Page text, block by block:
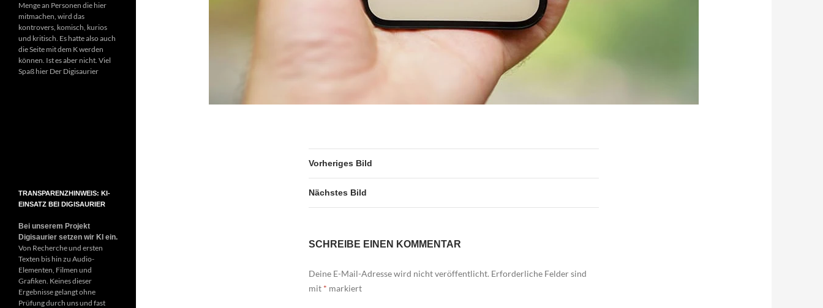
Vorheriges Bild
Nächstes Bild
SCHREIBE EINEN KOMMENTAR
Deine E-Mail-Adresse wird nicht veröffentlicht. Erforderliche Felder sind
mit * markiert
Menge an Personen die hier
mitmachen, wird das
kontrovers, komisch, kurios
und kritisch. Es hatte also auch
die Seite mit dem K werden
können. Ist es aber nicht. Viel
Spaß hier Der Digisaurier
TRANSPARENZHINWEIS: KI-
EINSATZ BEI DIGISAURIER
Bei unserem Projekt
Digisaurier setzen wir KI ein.
Von Recherche und ersten
Texten bis hin zu Audio-
Elementen, Filmen und
Grafiken. Keines dieser
Ergebnisse gelangt ohne
Prüfung durch uns und fast